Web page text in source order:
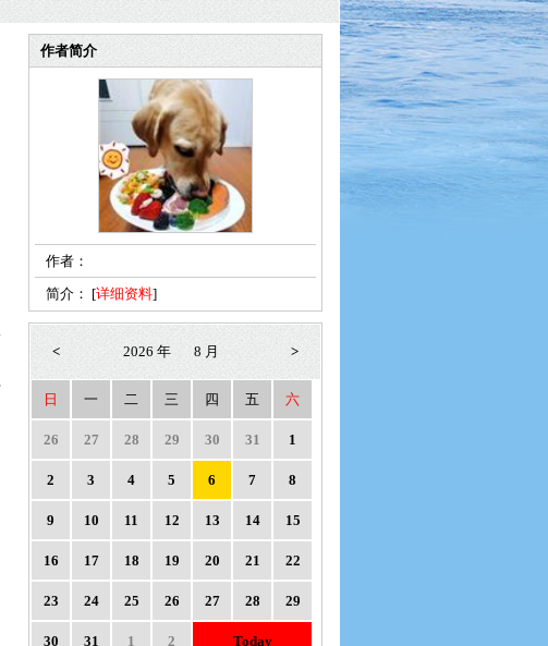
作者简介
作者：
简介： [详细资料]
< 2026 年 8 月 >
日 一 二 三 四 五 六
26 27 28 29 30 31 1
2 3 4 5 6 7 8
9 10 11 12 13 14 15
16 17 18 19 20 21 22
23 24 25 26 27 28 29
30 31 1 2 Today